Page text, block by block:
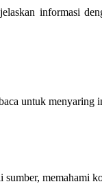
informasi
untuk menyaring
memahami